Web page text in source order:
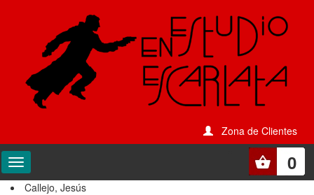
Zona de Clientes
0
Callejo, Jesús